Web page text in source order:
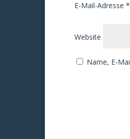
E-Mail-Adresse*
Website
Name, E-